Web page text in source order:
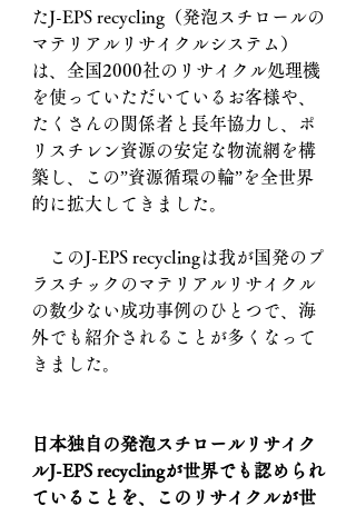
たJ-EPS recycling（発泡スチロールの
マテリアルリサイクルシステム）
は、全国2000社のリサイクル処理機
を使っていただいているお客様や、
たくさんの関係者と長年協力し、ポ
リスチレン資源の安定な物流網を構
築し、この”資源循環の輪”を全世界
的に拡大してきました。
このJ-EPS recyclingは我が国発のプ
ラスチックのマテリアルリサイクル
の数少ない成功事例のひとつで、海
外でも紹介されることが多くなって
きました。
日本独自の発泡スチロールリサイク
ルJ-EPS recyclingが世界でも認められ
ていることを、このリサイクルが世